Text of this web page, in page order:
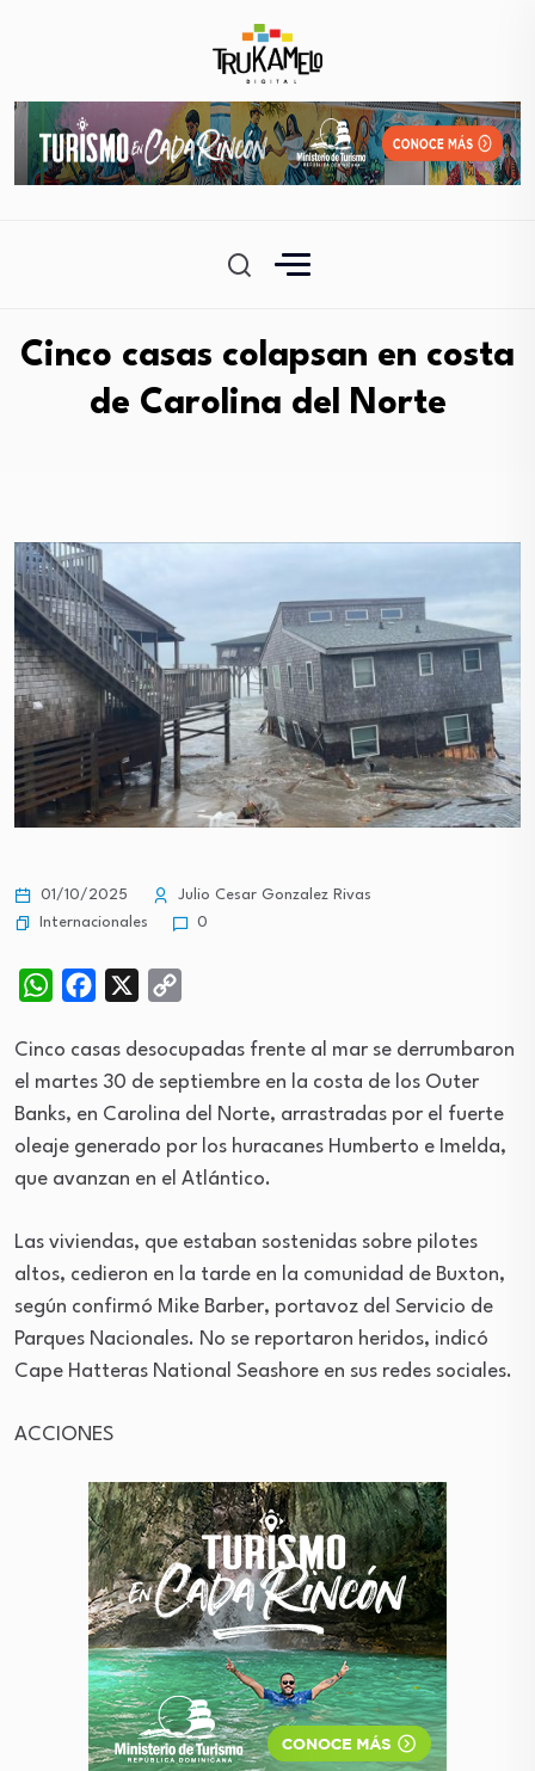
Cinco casas colapsan en costa
de Carolina del Norte
01/10/2025
Julio Cesar Gonzalez Rivas
Internacionales
0
WhatsAppFacebook
Cinco casas desocupadas frente al mar se derrumbaron
el martes 30 de septiembre en la costa de los Outer
Banks, en Carolina del Norte, arrastradas por el fuerte
oleaje generado por los huracanes Humberto e Imelda,
que avanzan en el Atlántico.
Las viviendas, que estaban sostenidas sobre pilotes
altos, cedieron en la tarde en la comunidad de Buxton,
según confirmó Mike Barber, portavoz del Servicio de
Parques Nacionales. No se reportaron heridos, indicó
Cape Hatteras National Seashore en sus redes sociales.
ACCIONES